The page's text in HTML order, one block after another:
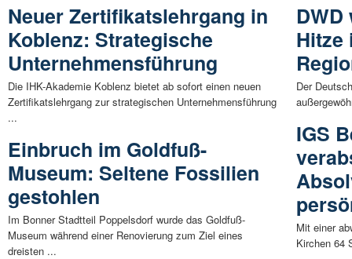
Neuer Zertifikatslehrgang in
Koblenz: Strategische
Unternehmensführung
Die IHK-Akademie Koblenz bietet ab sofort einen neuen
Zertifikatslehrgang zur strategischen Unternehmensführung
...
Einbruch im Goldfuß-
Museum: Seltene Fossilien
gestohlen
Im Bonner Stadtteil Poppelsdorf wurde das Goldfuß-
Museum während einer Renovierung zum Ziel eines
dreisten ...
Hitze
Der
IGS
Mit einer
Kirchen 64